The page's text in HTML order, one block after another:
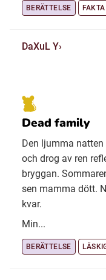
BERÄTTELSE FAKTA
DaXuL Y
Dead family
Den ljumma
och drog av ren
bryggan.
sen mamma dött.
kvar.
Min...
BERÄTTELSE